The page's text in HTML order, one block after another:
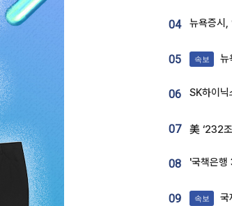
04
05 속보 뉴
06
07
08
09 속보 국